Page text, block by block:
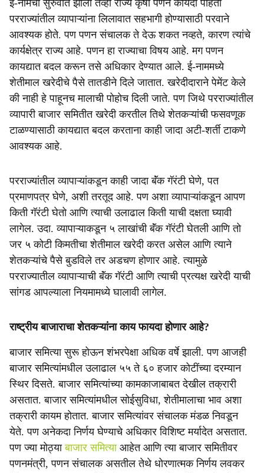
ई-नामची सुरुवात झाली तेव्हा राज्य कृषी पणन कायदा पाहता
परराज्यांतील व्यापाऱ्यांना लिलावात सहभागी होण्यासाठी परवाने
आवश्यक होते. पण पणन संचालक ते देऊ शकत नव्हते, कारण त्यांचे
कार्यक्षेत्र राज्य आहे. पणन हा राज्याचा विषय आहे. मग पणन
कायद्यात बदल करून तसे अधिकार देण्यात आले. ई-नाममध्ये
शेतीमाल खरेदीचे पैसे तातडीने दिले जातात. खरेदीदाराने पेमेंट केले
की नाही हे पाहूनच मालाची पोहोच दिली जाते. पण जिथे परराज्यांतील
व्यापारी बाजार समितीत खरेदी करतील तिथे शेतकऱ्यांची फसवणूक
टाळण्यासाठी कायद्यात बदल करताना काही जादा अटी-शर्ती टाकणे
आवश्यक आहे.
परराज्यांतील व्यापाऱ्यांकडून काही जादा बॅंक गॅरंटी घेणे, पत
प्रमाणपत्र घेणे, अशी तरतूद आहे. पण अशा व्यापाऱ्यांकडून आपण
किती गॅरंटी घेतो आणि त्याची उलाढाल किती याची दक्षता घ्यावी
लागेल. उदा. व्यापाऱ्याकडून ५ लाखांची बॅंक गॅरंटी घेतली आणि तो
जर ५ कोटी किमतीचा शेतीमाल खरेदी करत असेल आणि त्याने
शेतकऱ्यांचे पैसे बुडविले तर अडचण होणार आहे. त्यामुळे
परराज्यातील व्यापाऱ्याची बॅंक गॅरंटी आणि त्याची प्रत्यक्ष खरेदी याची
सांगड आपल्याला नियमामध्ये घालावी लागेल.
राष्ट्रीय बाजाराचा शेतकऱ्यांना काय फायदा होणार आहे?
बाजार समित्या सुरू होऊन शंभरपेक्षा अधिक वर्षे झाली. पण आजही
बाजार समित्यांमधील उलाढाल ५५ ते ६० हजार कोटींच्या दरम्यान
स्थिर दिसते. बाजार समित्यांच्या कामकाजाबाबत देखील तक्रारी
असतात. बाजार समित्यांमधील सोईसुविधा, शेतीमालाचा भाव अशा
तक्रारी कायम होतात. बाजार समित्यांवर संचालक मंडळ निवडून
येते. पण अनेकदा निर्णय घेण्याचे अधिकार विशिष्ट मर्यादेत असतात.
पण ज्या मोठ्याबाजार समित्याआहेत आणि त्या बाजार समितीवर
पणनमंत्री, पणन संचालक असतील तेथे धोरणात्मक निर्णय लवकर